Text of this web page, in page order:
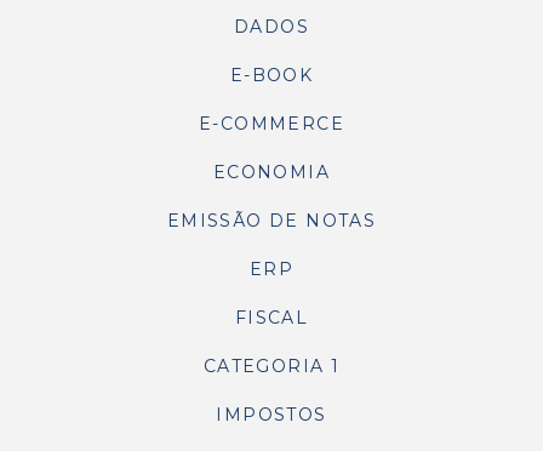
DADOS
E-BOOK
E-COMMERCE
ECONOMIA
EMISSÃO DE NOTAS
ERP
FISCAL
CATEGORIA 1
IMPOSTOS